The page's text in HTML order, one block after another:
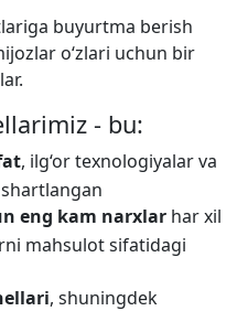
buyurtma berish
o‘zlari uchun bir
- bu:
, ilg‘or texnologiyalar va
eng kam narxlar har xil
mahsulot sifatidagi
, shuningdek